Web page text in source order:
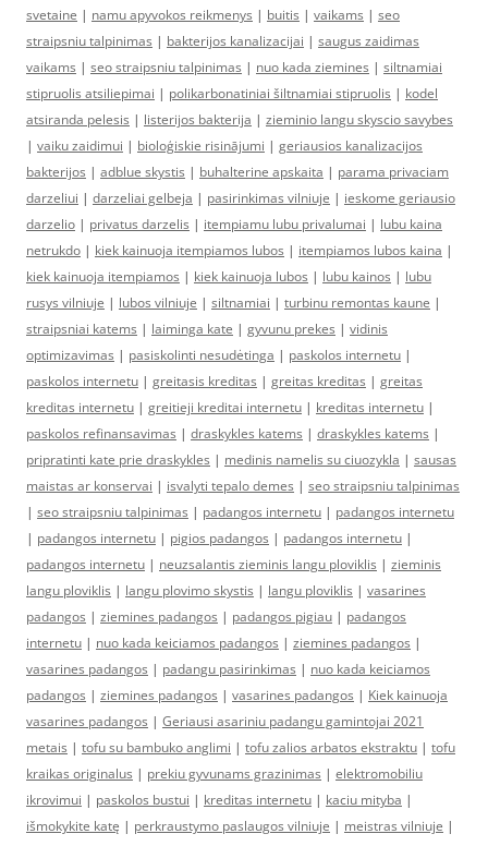
svetaine | namu apyvokos reikmenys | buitis | vaikams | seo
straipsniu talpinimas | bakterijos kanalizacijai | saugus zaidimas
vaikams | seo straipsniu talpinimas | nuo kada ziemines | siltnamiai
stipruolis atsiliepimai | polikarbonatiniai šiltnamiai stipruolis | kodel
atsiranda pelesis | listerijos bakterija | zieminio langu skyscio savybes
| vaiku zaidimui | bioloģiskie risinājumi | geriausios kanalizacijos
bakterijos | adblue skystis | buhalterine apskaita | parama privaciam
darzeliui | darzeliai gelbeja | pasirinkimas vilniuje | ieskome geriausio
darzelio | privatus darzelis | itempiamu lubu privalumai | lubu kaina
netrukdo | kiek kainuoja itempiamos lubos | itempiamos lubos kaina |
kiek kainuoja itempiamos | kiek kainuoja lubos | lubu kainos | lubu
rusys vilniuje | lubos vilniuje | siltnamiai | turbinu remontas kaune |
straipsniai katems | laiminga kate | gyvunu prekes | vidinis
optimizavimas | pasiskolinti nesudėtinga | paskolos internetu |
paskolos internetu | greitasis kreditas | greitas kreditas | greitas
kreditas internetu | greitieji kreditai internetu | kreditas internetu |
paskolos refinansavimas | draskykles katems | draskykles katems |
pripratinti kate prie draskykles | medinis namelis su ciuozykla | sausas
maistas ar konservai | isvalyti tepalo demes | seo straipsniu talpinimas
| seo straipsniu talpinimas | padangos internetu | padangos internetu
| padangos internetu | pigios padangos | padangos internetu |
padangos internetu | neuzsalantis zieminis langu ploviklis | zieminis
langu ploviklis | langu plovimo skystis | langu ploviklis | vasarines
padangos | ziemines padangos | padangos pigiau | padangos
internetu | nuo kada keiciamos padangos | ziemines padangos |
vasarines padangos | padangu pasirinkimas | nuo kada keiciamos
padangos | ziemines padangos | vasarines padangos | Kiek kainuoja
vasarines padangos | Geriausi asariniu padangu gamintojai 2021
metais | tofu su bambuko anglimi | tofu zalios arbatos ekstraktu | tofu
kraikas originalus | prekiu gyvunams grazinimas | elektromobiliu
ikrovimui | paskolos bustui | kreditas internetu | kaciu mityba |
išmokykite katę | perkraustymo paslaugos vilniuje | meistras vilniuje |